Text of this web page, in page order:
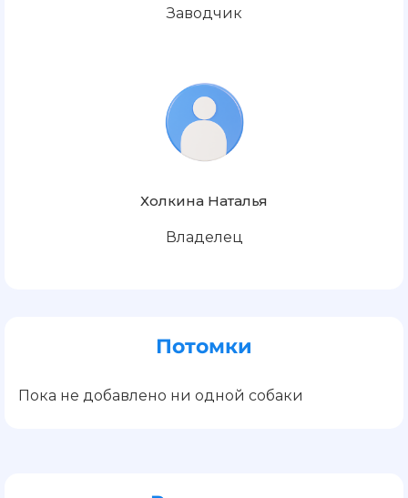
Заводчик
Холкина Наталья
Владелец
Потомки
Пока не добавлено ни одной собаки